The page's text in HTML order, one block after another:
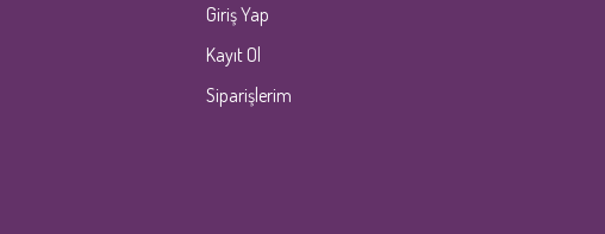
Giriş Yap
Kayıt Ol
Siparişlerim